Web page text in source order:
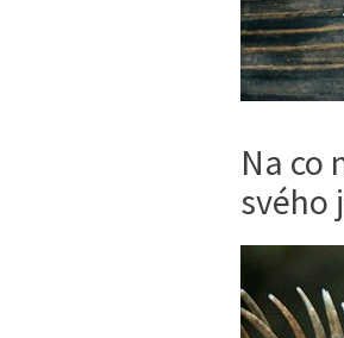
Na co
svého